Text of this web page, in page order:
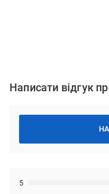
Написати відгук
5